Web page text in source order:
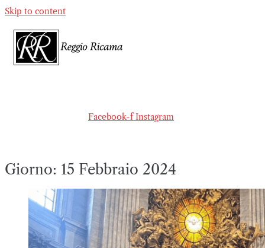
Skip to content
Facebook-f Instagram
Giorno: 15 Febbraio 2024